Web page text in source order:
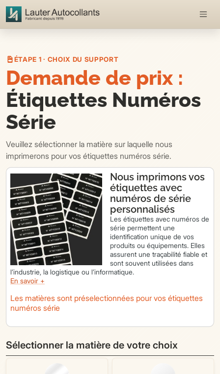
ÉTAPE 1 · CHOIX DU SUPPORT
Demande de prix :
Étiquettes Numéros
Série
Veuillez sélectionner la matière sur laquelle nous
imprimerons pour vos étiquettes numéros série.
Nous imprimons vos
étiquettes avec
numéros de série
personnalisés
Les étiquettes avec numéros de
série permettent une
identification unique de vos
produits ou équipements. Elles
assurent une traçabilité fiable et
sont souvent utilisées dans
l’industrie, la logistique ou l’informatique.
En savoir +
Les matières sont préselectionnées pour vos étiquettes
numéros série
Sélectionner la matière de votre choix